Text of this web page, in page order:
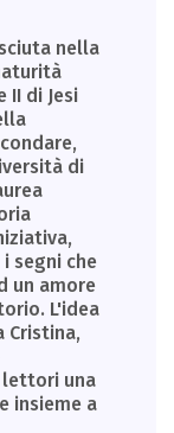
nella
II di Jesi
di
segni che
un amore
L'idea
Cristina,
lettori una
insieme a